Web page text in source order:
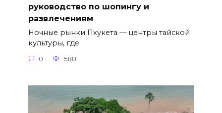
руководство по шопингу и
развлечениям
Ночные рынки Пхукета — центры тайской
культуры, где
0 588